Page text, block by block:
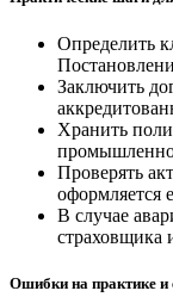
Определить
Заключить
Хранить
Проверять
оформляется
В случае
страховщика
Ошибки на практике и